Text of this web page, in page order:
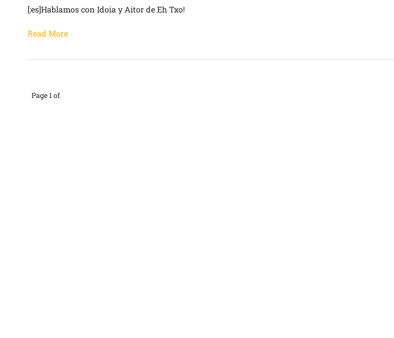
[:es]Hablamos con Idoia y Aitor de Eh Txo!
Read More
Page 1 of